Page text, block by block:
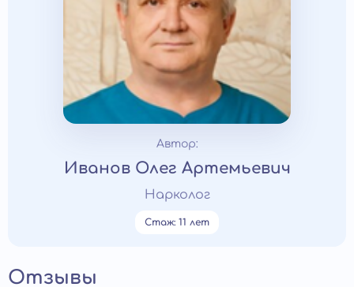
Автор:
Иванов Олег Артемьевич
Нарколог
Стаж: 11 лет
Отзывы